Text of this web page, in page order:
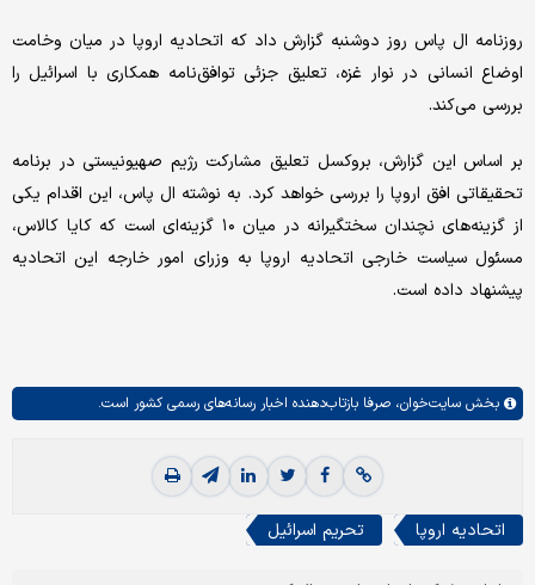
روزنامه ال پاس روز دوشنبه گزارش داد که اتحادیه اروپا در میان وخامت
اوضاع انسانی در نوار غزه، تعلیق جزئی توافق‌نامه همکاری با اسرائیل را
بررسی می‌کند.
بر اساس این گزارش، بروکسل تعلیق مشارکت رژیم صهیونیستی در برنامه
تحقیقاتی افق اروپا را بررسی خواهد کرد. به نوشته ال پاس، این اقدام یکی
از گزینه‌های نچندان سختگیرانه در میان ۱۰ گزینه‌ای است که کایا کالاس،
مسئول سیاست خارجی اتحادیه اروپا به وزرای امور خارجه این اتحادیه
پیشنهاد داده است.
بخش سایت‌خوان، صرفا بازتاب‌دهنده اخبار رسانه‌های رسمی کشور است.
اتحادیه اروپا تحریم اسرائیل